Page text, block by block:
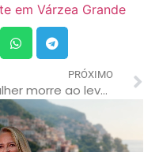
em Várzea Grande
PRÓXIMO
mulher morre ao levar choque de celular que estava carregando em mt